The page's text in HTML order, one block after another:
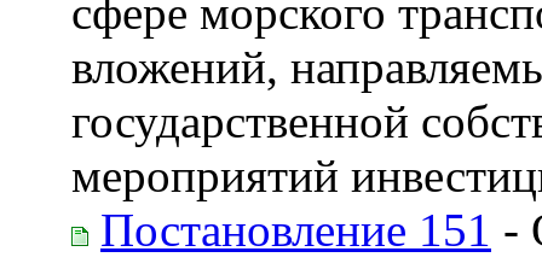
сфере морского
вложений,
государственной
мероприятий
Постановление 151 -